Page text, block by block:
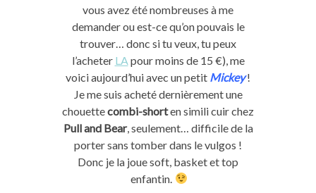
vous avez été nombreuses à me
demander ou est-ce qu’on pouvais le
trouver… donc si tu veux, tu peux
l’acheter LA pour moins de 15 €), me
voici aujourd’hui avec un petit Mickey!
Je me suis acheté dernièrement une
chouettecombi-shorten simili cuir chez
Pull and Bear, seulement… difficile de la
porter sans tomber dans le vulgos !
Donc je la joue soft, basket et top
enfantin.